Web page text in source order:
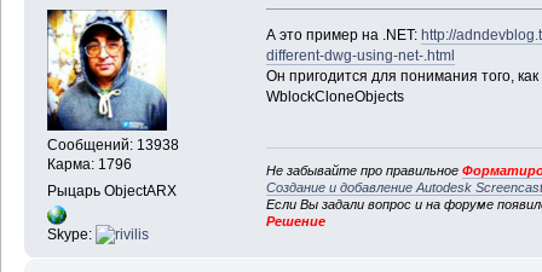
Сообщений: 13938
Карма: 1796
Рыцарь ObjectARX
Skype:
А это пример на .NET: http://
different-dwg-using-net-.html
Он пригодится для понимания того,
WblockCloneObjects
Не забывайте про правильное
Создание и добавление Autodesk
Если Вы задали вопрос и на форуме
Решение